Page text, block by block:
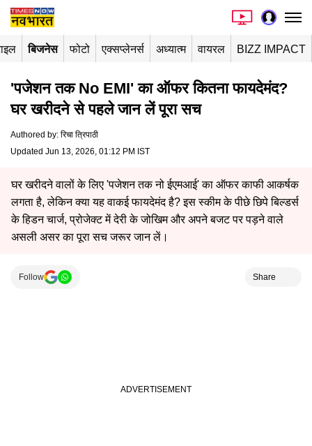
बिजनेस फोटो एक्सप्लेनर्स अध्यात्म वायरल BIZZ IMPACT
'पजेशन तक No EMI' का ऑफर कितना फायदेमंद?
घर खरीदने से पहले जान लें पूरा सच
Authored by: रिचा त्रिपाठी
Updated Jun 13, 2026, 01:12 PM IST
घर खरीदने वालों के लिए 'पजेशन तक नो ईएमआई' का ऑफर काफी आकर्षक
लगता है, लेकिन क्या यह वाकई फायदेमंद है? इस स्कीम के पीछे छिपे बिल्डर्स
के हिडन चार्ज, प्रोजेक्ट में देरी के जोखिम और अपने बजट पर पड़ने वाले
असली असर का पूरा सच जरूर जान लें।
Follow Share